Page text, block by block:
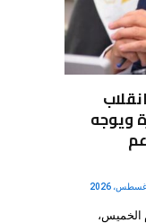
ويوجه
الخميس،